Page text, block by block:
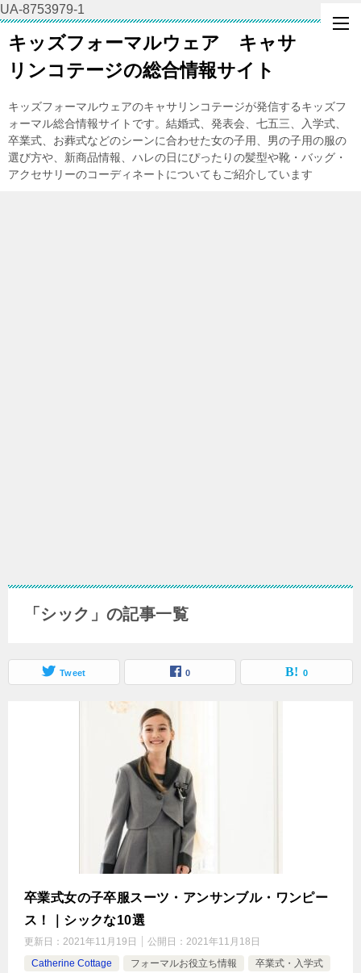
UA-8753979-1
キッズフォーマルウェア キャサ
リンコテージの総合情報サイト
キッズフォーマルウェアのキャサリンコテージが発信するキッズフ
ォーマル総合情報サイトです。結婚式、発表会、七五三、入学式、
卒業式、お葬式などのシーンに合わせた女の子用、男の子用の服の
選び方や、新商品情報、ハレの日にぴったりの髪型や靴・バッグ・
アクセサリーのコーディネートについてもご紹介しています
「シック」の記事一覧
Tweet 0 0
卒業式女の子卒服スーツ・アンサンブル・ワンピー
ス！｜シックな10選
更新日： 2021年11月19日 公開日： 2021年11月18日
Catherine Cottage
フォーマルお役立ち情報
卒業式・入学式